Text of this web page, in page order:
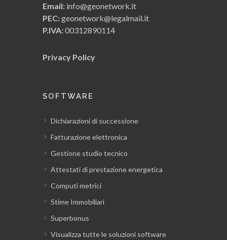
Email: info@geonetwork.it
PEC:geonetwork@legalmail.it
P.IVA:00312890114
Privacy Policy
SOFTWARE
Dichiarazioni di successione
Fatturazione elettronica
Gestione studio tecnico
Attestati di prestazione energetica
Computi metrici
Stime Immobiliari
Superbonus
Visualizza tutte le soluzioni software